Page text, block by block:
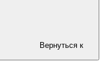
Вернуться к